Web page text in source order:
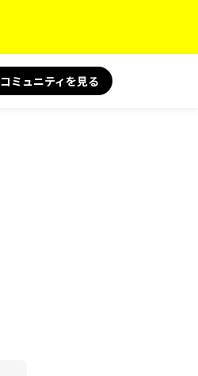
コミュニティを見る